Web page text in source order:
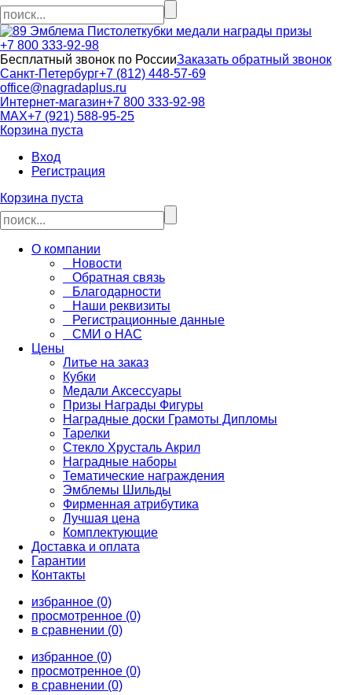
кубки медали награды призы
+7 800 333-92-98
Бесплатный звонок по РоссииЗаказать обратный звонок
Санкт-Петербург+7 (812) 448-57-69
office@nagradaplus.ru
Интернет-магазин+7 800 333-92-98
MAX+7 (921) 588-95-25
Корзина пуста
Вход
Регистрация
Корзина пуста
О компании
Новости
Обратная связь
Благодарности
Наши реквизиты
Регистрационные данные
СМИ о НАС
Цены
Литье на заказ
Кубки
Медали Аксессуары
Призы Награды Фигуры
Наградные доски Грамоты Дипломы
Тарелки
Стекло Хрусталь Акрил
Наградные наборы
Тематические награждения
Эмблемы Шильды
Фирменная атрибутика
Лучшая цена
Комплектующие
Доставка и оплата
Гарантии
Контакты
избранное (0)
просмотренное (0)
в сравнении (0)
избранное (0)
просмотренное (0)
в сравнении (0)